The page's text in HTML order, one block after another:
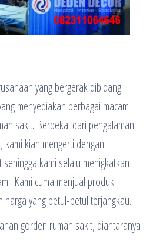
yang bergerak dibidang
menyediakan berbagai macam
sakit. Berbekal dari pengalaman
kami kian mengerti dengan
kami selalu menigkatkan
Kami cuma menjual produk –
yang betul-betul terjangkau.
gorden rumah sakit, diantaranya :